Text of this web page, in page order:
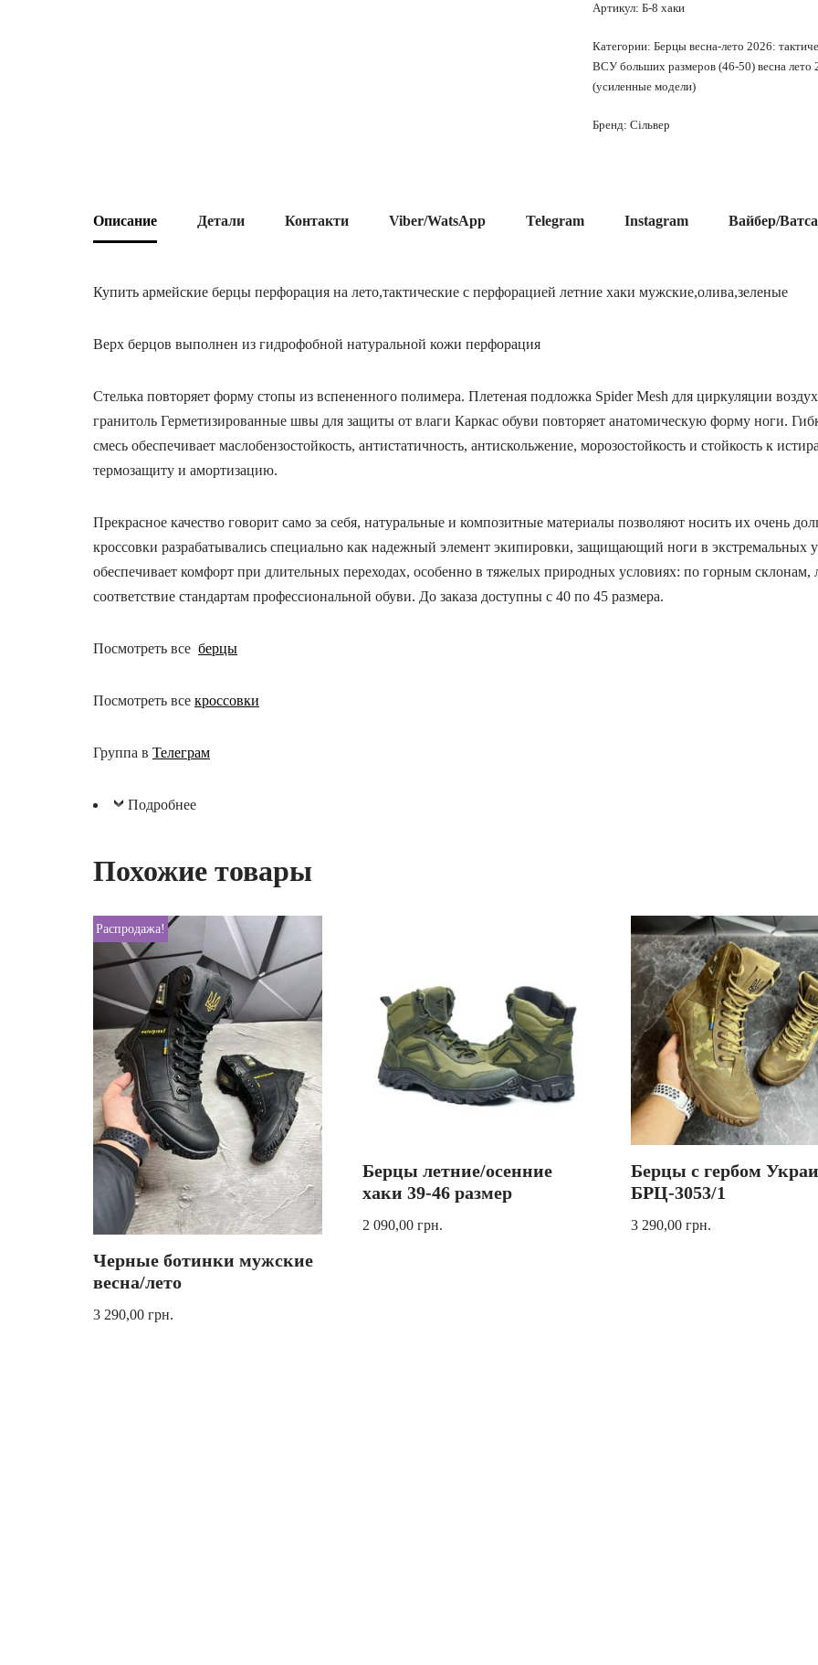
Артикул:Б-8 хаки
Категории:Берцы весна-лето 2026:
ВСУ больших размеров (46-50) весна лето
(усиленные модели)
Бренд:Сільвер
Описание Детали Контакти Viber/WatsApp Telegram Instagram Вайбер/
Купить армейские берцы перфорация на лето,тактические с перфорацией летние хаки мужские,олива,зеленые
Верх берцов выполнен из гидрофобной натуральной кожи перфорация
Стелька повторяет форму стопы из вспененного полимера. Плетеная подложка Spider Mesh для циркуляции
гранитоль Герметизированные швы для защиты от влаги Каркас обуви повторяет анатомическую форму ноги.
смесь обеспечивает маслобензостойкость, антистатичность, антискольжение, морозостойкость и стойкость к
термозащиту и амортизацию.
Прекрасное качество говорит само за себя, натуральные и композитные материалы позволяют носить их очень
кроссовки разрабатывались специально как надежный элемент экипировки, защищающий ноги в экстремальных
обеспечивает комфорт при длительных переходах, особенно в тяжелых природных условиях: по горным
соответствие стандартам профессиональной обуви. До заказа доступны с 40 по 45 размера.
Посмотреть все берцы
Посмотреть все кроссовки
Группа в Телеграм
Подробнее
Похожие товары
Распродажа!
Черные ботинки мужские
весна/лето
3 290,00 грн.
Берцы летние/осенние
хаки 39-46 размер
2 090,00 грн.
Берцы с гербом
БРЦ-3053/1
3 290,00грн.